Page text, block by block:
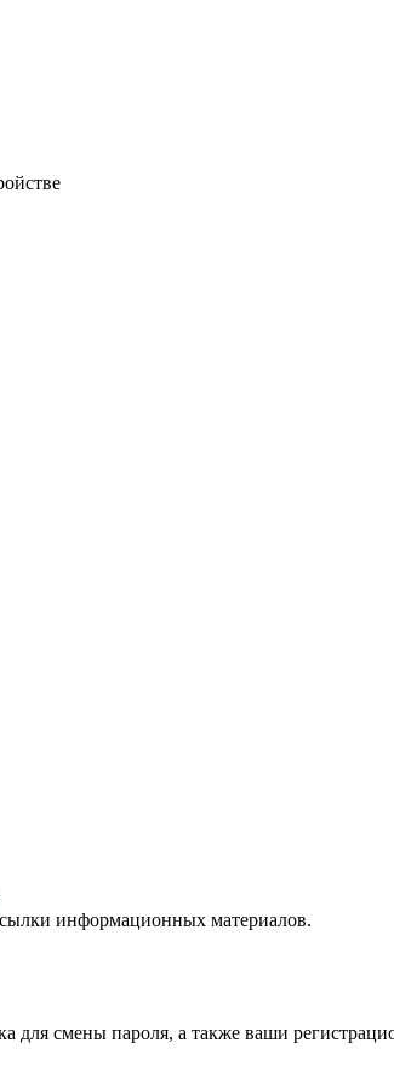
информационных материалов.
для смены пароля, а также ваши